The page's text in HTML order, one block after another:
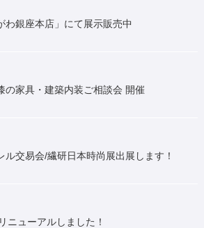
わ銀座本店」にて展示販売中
家具・建築内装ご相談会 開催
ル交易会/繊研日本時尚展出展します！
ニューアルしました！